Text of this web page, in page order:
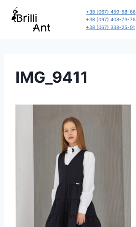
Перейти
+38 (067) 459-58-66
+38 (097) 408-73-75
+38 (067) 338-25-01
IMG_9411